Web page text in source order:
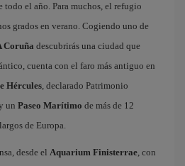
todo el año. Para muchos, el refugio
grados en verano. Cogiendo uno de
Coruña descubrirás una ciudad que
cuenta con el faro más antiguo en
Hércules, declarado Patrimonio
un Paseo Marítimo de más de 12
de Europa.
desde el Aquarium Finisterrae, con